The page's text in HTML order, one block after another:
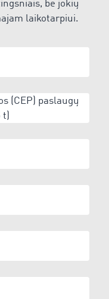
be jokių
laikotarpiui.
(CEP) paslaugų